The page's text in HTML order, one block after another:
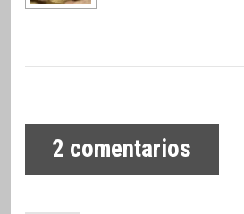
2 comentarios